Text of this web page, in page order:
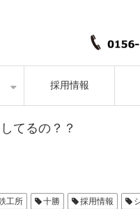
採用情報
てるの？？
工所 十勝 採用情報